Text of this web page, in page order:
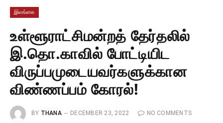
இலங்கை
உள்ளூராட்சிமன்றத் தேர்தலில்
இ.தொ.காவில் போட்டியிட
விருப்பமுடையவர்களுக்கான
விண்ணப்பம் கோரல்!
BY THANA DECEMBER 23, 2022
NO COMMENTS